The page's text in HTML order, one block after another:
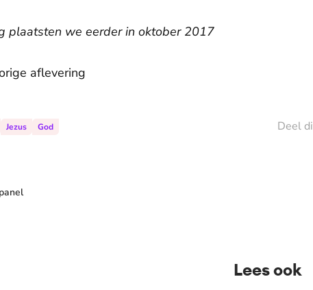
plaatsten we eerder in oktober 2017
aflevering
Jezus God Deel
Lees ook